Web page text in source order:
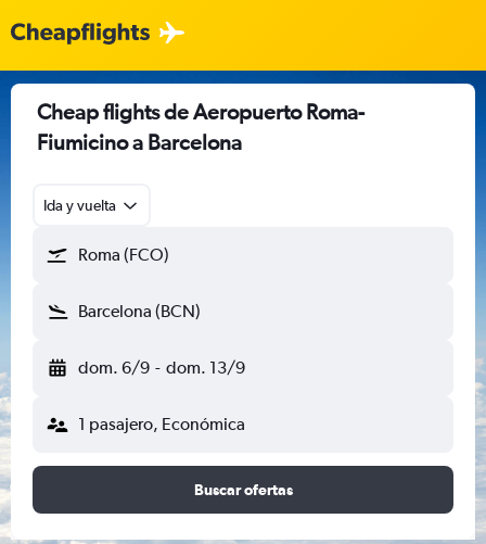
Cheap flights de Aeropuerto Roma-
Fiumicino a Barcelona
Ida y vuelta
Roma (FCO)
Barcelona (BCN)
dom. 6/9 - dom. 13/9
1 pasajero, Económica
Buscar ofertas